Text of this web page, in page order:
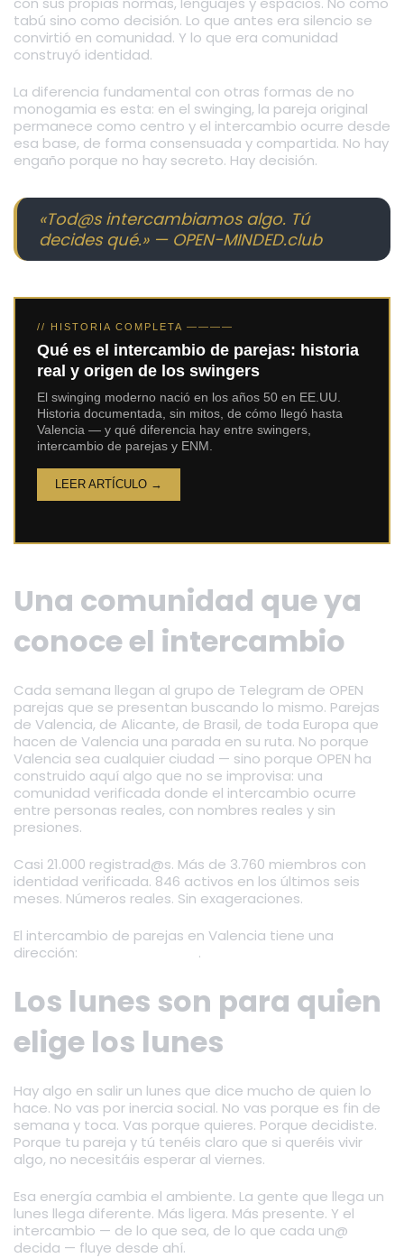
tabú sino como decisión. Lo que antes era silencio se
convirtió en comunidad. Y lo que era comunidad
construyó identidad.
La diferencia fundamental con otras formas de no
monogamia es esta: en el swinging, la pareja original
permanece como centro y el intercambio ocurre desde
esa base, de forma consensuada y compartida. No hay
engaño porque no hay secreto. Hay decisión.
«Tod@s intercambiamos algo. Tú
decides qué.» — OPEN-MINDED.club
// HISTORIA COMPLETA ————
Qué es el intercambio de parejas: historia
real y origen de los swingers
El swinging moderno nació en los años 50 en EE.UU.
Historia documentada, sin mitos, de cómo llegó hasta
Valencia — y qué diferencia hay entre swingers,
intercambio de parejas y ENM.
LEER ARTÍCULO →
Una comunidad que ya
conoce el intercambio
Cada semana llegan al grupo de Telegram de OPEN
parejas que se presentan buscando lo mismo. Parejas
de Valencia, de Alicante, de Brasil, de toda Europa que
hacen de Valencia una parada en su ruta. No porque
Valencia sea cualquier ciudad — sino porque OPEN ha
construido aquí algo que no se improvisa: una
comunidad verificada donde el intercambio ocurre
entre personas reales, con nombres reales y sin
presiones.
Casi 21.000 registrad@s. Más de 3.760 miembros con
identidad verificada. 846 activos en los últimos seis
meses. Números reales. Sin exageraciones.
El intercambio de parejas en Valencia tiene una
dirección:
.
Los lunes son para quien
elige los lunes
Hay algo en salir un lunes que dice mucho de quien lo
hace. No vas por inercia social. No vas porque es fin de
semana y toca. Vas porque quieres. Porque decidiste.
Porque tu pareja y tú tenéis claro que si queréis vivir
algo, no necesitáis esperar al viernes.
Esa energía cambia el ambiente. La gente que llega un
lunes llega diferente. Más ligera. Más presente. Y el
intercambio — de lo que sea, de lo que cada un@
decida — fluye desde ahí.